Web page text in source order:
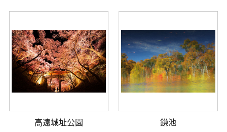
高遠城址公園 鎌池